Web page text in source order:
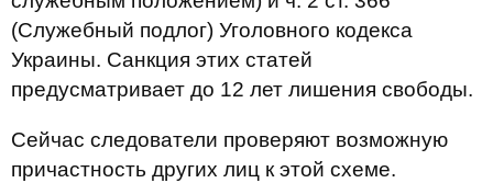
(Служебный подлог) Уголовного кодекса
Украины. Санкция этих статей
предусматривает до 12 лет лишения свободы.
Сейчас следователи проверяют возможную
причастность других лиц к этой схеме.